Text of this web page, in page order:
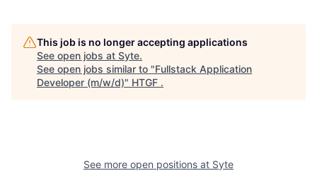
This job is no longer accepting applications
See open jobs at Syte.
See open jobs similar to "Fullstack Application
Developer (m/w/d)" HTGF .
See more open positions at Syte